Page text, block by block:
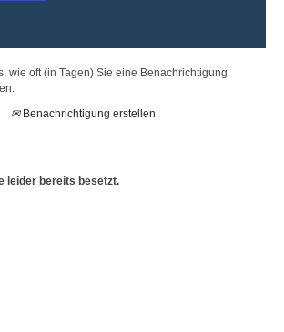
wie oft (in Tagen) Sie eine Benachrichtigung
Benachrichtigung erstellen
leider bereits besetzt.